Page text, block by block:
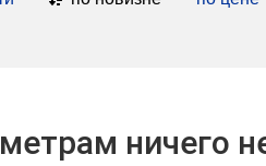
ничего